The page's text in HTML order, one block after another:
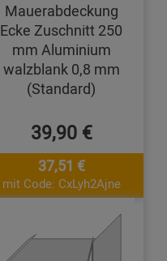
Mauerabdeckung
Ecke Zuschnitt 250
mm Aluminium
walzblank 0,8 mm
(Standard)
39,90 €
37,51 €
mit Code: CxLyh2Ajne